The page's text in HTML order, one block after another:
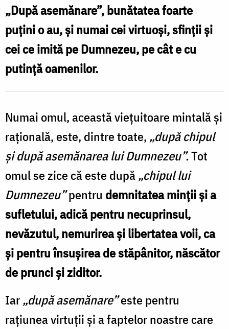
milostivi
ca
Tatăl
vostru
Ceruri”
/
Foto:
Oana
„După asemănare”, bunătatea foarte
puțini o au, și numai cei virtuoși, sfinții și
cei ce imită pe Dumnezeu, pe cât e cu
putință oamenilor.
Numai omul, această viețuitoare mintală și
rațională, este, dintre toate, „după chipul
și după asemănarea lui Dumnezeu”.Tot
omul se zice că este după „chipul lui
Dumnezeu”pentru demnitatea minții și a
sufletului, adică pentru necuprinsul,
nevăzutul, nemurirea și libertatea voii, ca
și pentru însușirea de stăpânitor, născător
de prunci și ziditor.
Iar „după asemănare”este pentru
rațiunea virtuții și a faptelor noastre care